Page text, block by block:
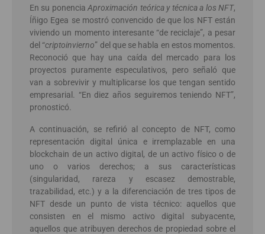
En su ponenciaAproximación teórica y técnica a los NFT,
Íñigo Egea se mostró convencido de que los NFT están
viviendo un momento interesante “de reciclaje”, a pesar
del “criptoinvierno” del que se habla en estos momentos.
Reconoció que hay una caída del mercado para los
proyectos puramente especulativos, pero señaló que
van a sobrevivir y multiplicarse los que tengan sentido
empresarial. “En diez años seguiremos teniendo NFT”,
pronosticó.
A continuación, se refirió al concepto de NFT, como
representación digital única e irremplazable en una
blockchain de un activo digital, de un activo físico o de
uno o varios derechos; a sus características
(singularidad, rareza y escasez demostrable,
trazabilidad, etc.) y a la diferenciación de tres tipos de
NFT desde un punto de vista técnico: aquellos que
consisten en el mismo activo digital subyacente,
aquellos que atribuyen derechos de propiedad sobre el